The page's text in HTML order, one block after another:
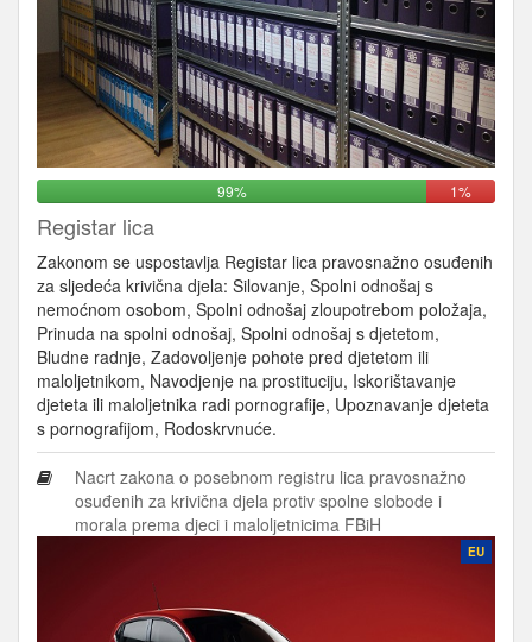
99% 1%
Registar lica
Zakonom se uspostavlja Registar lica pravosnažno osuđenih
za sljedeća krivična djela: Silovanje, Spolni odnošaj s
nemoćnom osobom, Spolni odnošaj zloupotrebom položaja,
Prinuda na spolni odnošaj, Spolni odnošaj s djetetom,
Bludne radnje, Zadovoljenje pohote pred djetetom ili
maloljetnikom, Navodjenje na prostituciju, Iskorištavanje
djeteta ili maloljetnika radi pornografije, Upoznavanje djeteta
s pornografijom, Rodoskrvnuće.
Nacrt zakona o posebnom registru lica pravosnažno
osuđenih za krivična djela protiv spolne slobode i
morala prema djeci i maloljetnicima FBiH
EU